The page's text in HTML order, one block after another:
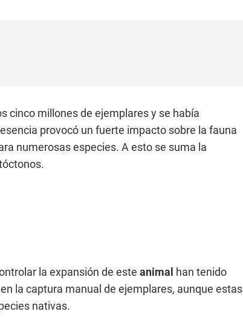
cinco millones de ejemplares y se había
provocó un fuerte impacto sobre la fauna
numerosas especies. A esto se suma la
la expansión de este animal han tenido
la captura manual de ejemplares, aunque estas
nativas.